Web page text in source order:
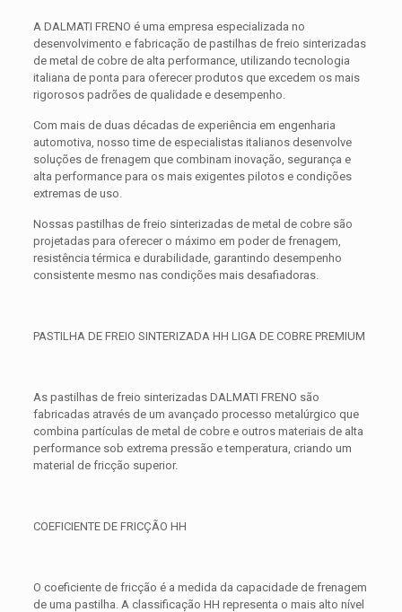
A DALMATI FRENO é uma empresa especializada no
desenvolvimento e fabricação de pastilhas de freio sinterizadas
de metal de cobre de alta performance, utilizando tecnologia
italiana de ponta para oferecer produtos que excedem os mais
rigorosos padrões de qualidade e desempenho.
Com mais de duas décadas de experiência em engenharia
automotiva, nosso time de especialistas italianos desenvolve
soluções de frenagem que combinam inovação, segurança e
alta performance para os mais exigentes pilotos e condições
extremas de uso.
Nossas pastilhas de freio sinterizadas de metal de cobre são
projetadas para oferecer o máximo em poder de frenagem,
resistência térmica e durabilidade, garantindo desempenho
consistente mesmo nas condições mais desafiadoras.
PASTILHA DE FREIO SINTERIZADA HH LIGA DE COBRE PREMIUM
As pastilhas de freio sinterizadas DALMATI FRENO são
fabricadas através de um avançado processo metalúrgico que
combina partículas de metal de cobre e outros materiais de alta
performance sob extrema pressão e temperatura, criando um
material de fricção superior.
COEFICIENTE DE FRICÇÃO HH
O coeficiente de fricção é a medida da capacidade de frenagem
de uma pastilha. A classificação HH representa o mais alto nível